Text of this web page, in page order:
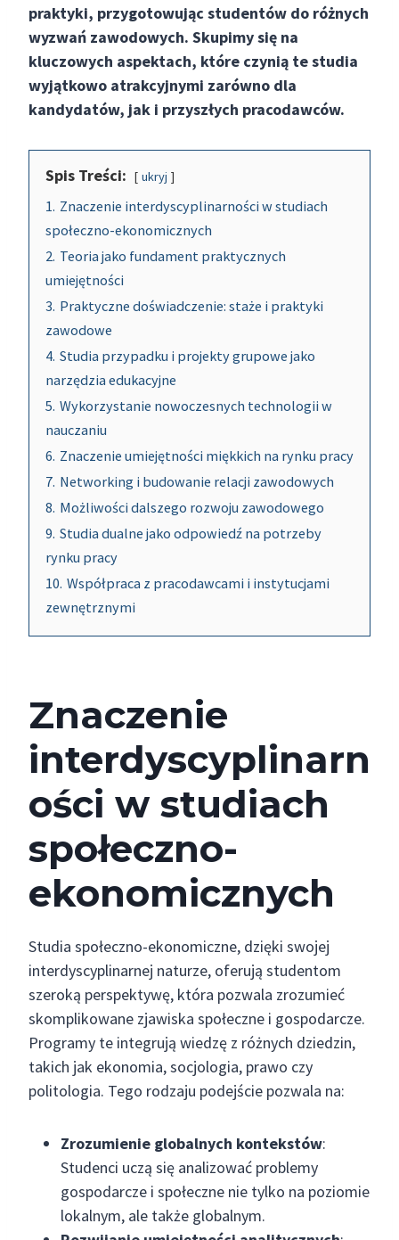
praktyki, przygotowując studentów do różnych
wyzwań zawodowych. Skupimy się na
kluczowych aspektach, które czynią te studia
wyjątkowo atrakcyjnymi zarówno dla
kandydatów, jak i przyszłych pracodawców.
Spis Treści: ukryj
1. Znaczenie interdyscyplinarności w studiach
społeczno-ekonomicznych
2. Teoria jako fundament praktycznych
umiejętności
3. Praktyczne doświadczenie: staże i praktyki
zawodowe
4. Studia przypadku i projekty grupowe jako
narzędzia edukacyjne
5. Wykorzystanie nowoczesnych technologii w
nauczaniu
6. Znaczenie umiejętności miękkich na rynku pracy
7. Networking i budowanie relacji zawodowych
8. Możliwości dalszego rozwoju zawodowego
9. Studia dualne jako odpowiedź na potrzeby
rynku pracy
10. Współpraca z pracodawcami i instytucjami
zewnętrznymi
Znaczenie
interdyscyplinarn
ości w studiach
społeczno-
ekonomicznych
Studia społeczno-ekonomiczne, dzięki swojej
interdyscyplinarnej naturze, oferują studentom
szeroką perspektywę, która pozwala zrozumieć
skomplikowane zjawiska społeczne i gospodarcze.
Programy te integrują wiedzę z różnych dziedzin,
takich jak ekonomia, socjologia, prawo czy
politologia. Tego rodzaju podejście pozwala na:
Zrozumienie globalnych kontekstów:
Studenci uczą się analizować problemy
gospodarcze i społeczne nie tylko na poziomie
lokalnym, ale także globalnym.